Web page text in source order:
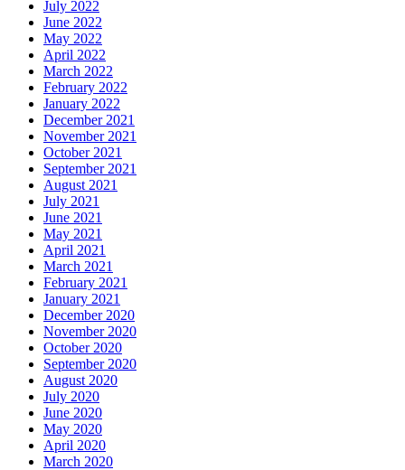
July 2022
June 2022
May 2022
April 2022
March 2022
February 2022
January 2022
December 2021
November 2021
October 2021
September 2021
August 2021
July 2021
June 2021
May 2021
April 2021
March 2021
February 2021
January 2021
December 2020
November 2020
October 2020
September 2020
August 2020
July 2020
June 2020
May 2020
April 2020
March 2020